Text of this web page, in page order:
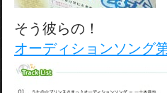
そう彼らの！
オーディションソング